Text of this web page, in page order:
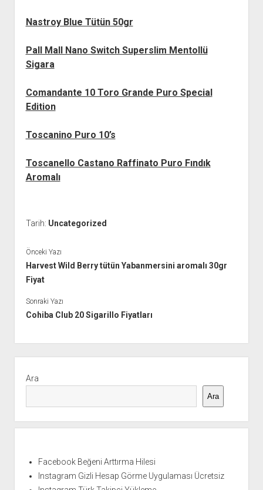
Nastroy Blue Tütün 50gr
Pall Mall Nano Switch Superslim Mentollü
Sigara
Comandante 10 Toro Grande Puro Special
Edition
Toscanino Puro 10’s
Toscanello Castano Raffinato Puro Fındık
Aromalı
Tarih: Uncategorized
Önceki Yazı
Harvest Wild Berry tütün Yabanmersini aromalı 30gr
Fiyat
Sonraki Yazı
Cohiba Club 20 Sigarillo Fiyatları
Menü
Ara
Ara
Facebook Beğeni Arttırma Hilesi
Instagram Gizli Hesap Görme Uygulaması Ücretsiz